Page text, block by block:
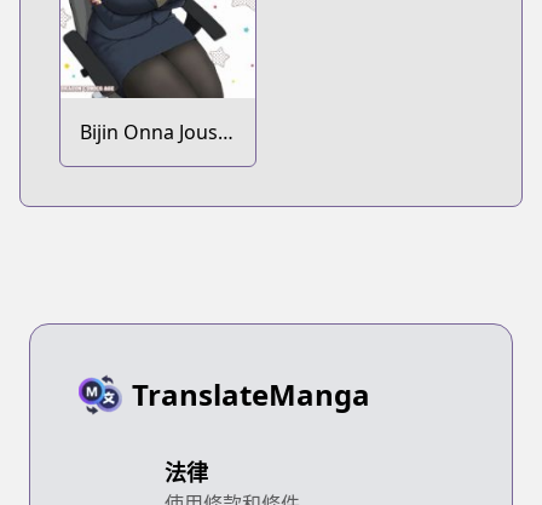
Bijin Onna Joushi
Takizawa-san
TranslateManga
法律